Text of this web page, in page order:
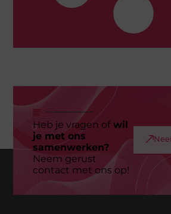
Heb je vragen ofwil
je met ons
samenwerken?
Neem gerust
contact met ons op!